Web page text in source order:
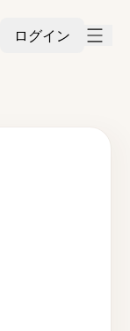
ログイン